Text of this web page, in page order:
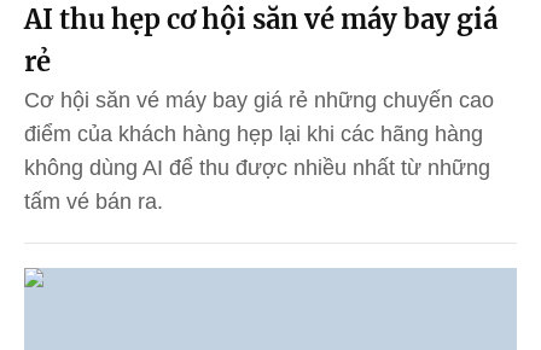
AI thu hẹp cơ hội săn vé máy bay giá
rẻ
Cơ hội săn vé máy bay giá rẻ những chuyến cao
điểm của khách hàng hẹp lại khi các hãng hàng
không dùng AI để thu được nhiều nhất từ những
tấm vé bán ra.